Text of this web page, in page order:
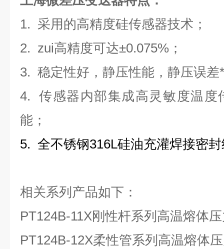
1. 采用的高精度硅传感器技术；
2. zui高精度可达±0.075% ；
3. 稳定性好，静压性能，静压误差
4.传感器内部集成高灵敏度温度
能；
5. 全不锈钢316L硅油充灌焊接密
相关系列产品如下：
PT124B-11X刚性杆系列高温熔体
PT124B-12X柔性管系列高温熔体